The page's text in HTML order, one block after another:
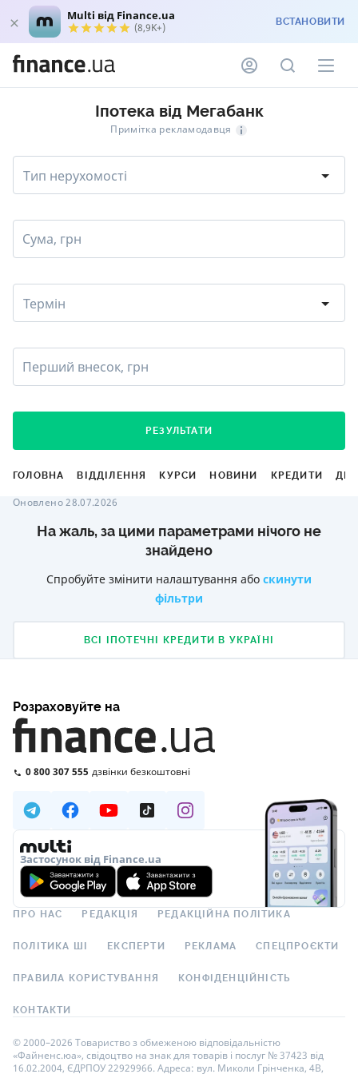
Multi від Finance.ua
(8,9K+) ВСТАНОВИТИ
Іпотека від Мегабанк
Примітка рекламодавця
Тип нерухомості
Сума, грн
Термін
Перший внесок, грн
РЕЗУЛЬТАТИ
ГОЛОВНА ВІДДІЛЕННЯ КУРСИ НОВИНИ КРЕДИТИ
Оновлено 28.07.2026
На жаль, за цими параметрами нічого не
знайдено
Спробуйте змінити налаштування або скинути
фільтри
ВСІ ІПОТЕЧНІ КРЕДИТИ В УКРАЇНІ
Розраховуйте на
0 800 307 555 дзвінки безкоштовні
Застосунок від Finance.ua
ПРО НАС РЕДАКЦІЯ РЕДАКЦІЙНА ПОЛІТИКА
ПОЛІТИКА ШІ ЕКСПЕРТИ РЕКЛАМА СПЕЦПРОЄКТИ
ПРАВИЛА КОРИСТУВАННЯ КОНФІДЕНЦІЙНІСТЬ
КОНТАКТИ
© 2000–2026 Товариство з обмеженою відповідальністю
«Файненс.юа», свідоцтво на знак для товарів і послуг № 37423 від
16.02.2004, ЄДРПОУ 22929966. Адреса: вул. Миколи Грінченка, 4В,